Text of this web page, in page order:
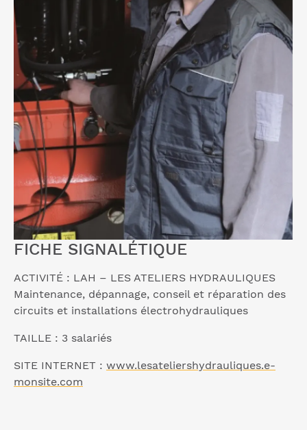
FICHE SIGNALÉTIQUE
ACTIVITÉ : LAH – LES ATELIERS HYDRAULIQUES
Maintenance, dépannage, conseil et réparation des
circuits et installations électrohydrauliques
TAILLE : 3 salariés
SITE INTERNET : www.lesateliershydrauliques.e-
monsite.com